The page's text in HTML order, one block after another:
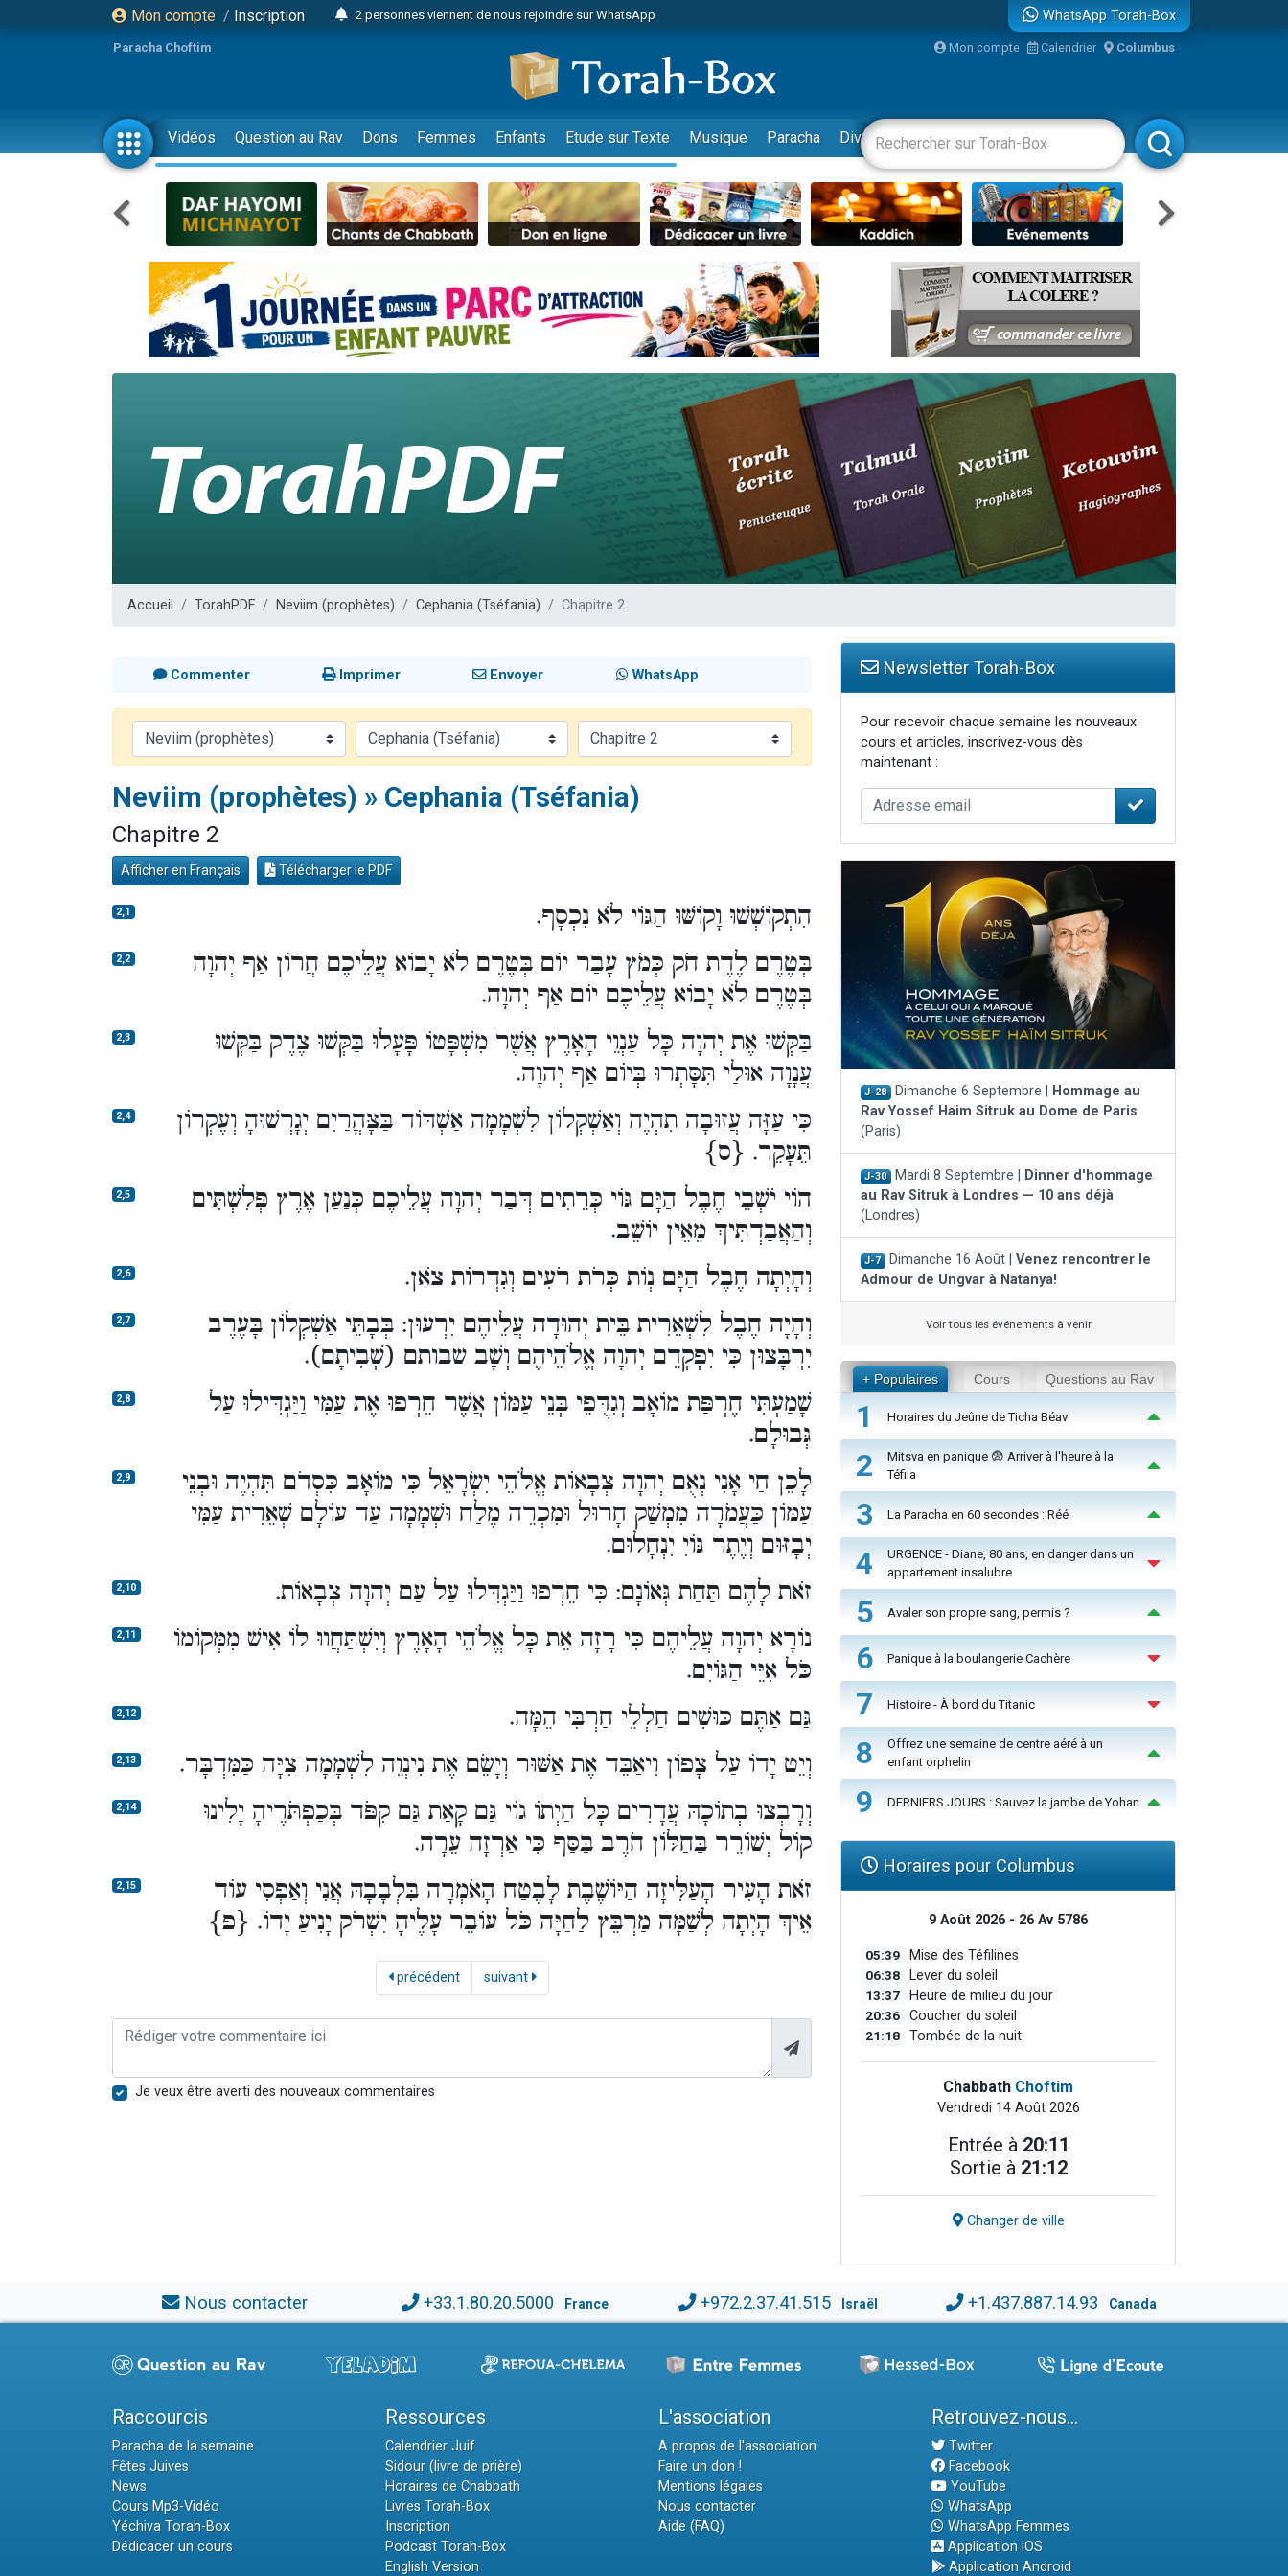
Mon compte / Inscription
2 personnes viennent de nous rejoindre sur WhatsApp
3 personnes viennent de faire un don pour Événements Torah-Box
2 personnes viennent de faire un don pour Tsédaka : pauvres d'Israel
3 personnes viennent de nous rejoindre sur WhatsApp
11 personnes viennent de demander une bénédiction
3 personnes viennent de faire un don pour Diane, 80 ans, dans un appartement insalubre
Il reste 49 places pour étudier en groupe sur Zoom
2 personnes viennent de nous rejoindre sur WhatsApp
Il reste 49 places pour étudier en groupe sur Zoom
2 personnes viennent de nous rejoindre sur WhatsApp
6 personnes viennent de nous rejoindre sur WhatsApp
4 personnes viennent de faire un don pour Reloger Rivka, 6 enfants, victime de violences...
2 personnes viennent de faire un don pour 1 Journée de Vacances Pour les Enfants
17 personnes viennent de demander une bénédiction
4 personnes viennent de nous rejoindre sur WhatsApp
Il reste 49 places pour étudier en groupe sur Zoom
WhatsApp Torah-Box
Paracha Choftim Mon compte Calendrier Columbus
Vidéos Question au Rav Dons Femmes Enfants Etude sur Texte Musique Paracha Divertissements Livres Rabbanim
Accueil TorahPDF Neviim (prophètes) Cephania (Tséfania) Chapitre 2
Commenter Imprimer Envoyer WhatsApp
Neviim (prophètes) » Cephania (Tséfania)
Chapitre 2
Afficher en Français Télécharger le PDF
2,1 הִתְקוֹשְׁשׁוּ וָקוֹשּׁוּ הַגּוֹי לֹא נִכְסָף.
2,2
בְּטֶרֶם לֶדֶת חֹק כְּמֹץ עָבַר יוֹם בְּטֶרֶם לֹא יָבוֹא עֲלֵיכֶם חֲרוֹן אַף יְהוָה
בְּטֶרֶם לֹא יָבוֹא עֲלֵיכֶם יוֹם אַף יְהוָה.
2,3
בַּקְּשׁוּ אֶת יְהוָה כָּל עַנְוֵי הָאָרֶץ אֲשֶׁר מִשְׁפָּטוֹ פָּעָלוּ בַּקְּשׁוּ צֶדֶק בַּקְּשׁוּ
עֲנָוָה אוּלַי תִּסָּתְרוּ בְּיוֹם אַף יְהוָה.
2,4
כִּי עַזָּה עֲזוּבָה תִהְיֶה וְאַשְׁקְלוֹן לִשְׁמָמָה אַשְׁדּוֹד בַּצָּהֳרַיִם יְגָרְשׁוּהָ וְעֶקְרוֹן
תֵּעָקֵר. {ס}
2,5
הוֹי יֹשְׁבֵי חֶבֶל הַיָּם גּוֹי כְּרֵתִים דְּבַר יְהוָה עֲלֵיכֶם כְּנַעַן אֶרֶץ פְּלִשְׁתִּים
וְהַאֲבַדְתִּיךְ מֵאֵין יוֹשֵׁב.
2,6 וְהָיְתָה חֶבֶל הַיָּם נְו‍ֹת כְּרֹת רֹעִים וְגִדְרוֹת צֹאן.
2,7
וְהָיָה חֶבֶל לִשְׁאֵרִית בֵּית יְהוּדָה עֲלֵיהֶם יִרְעוּן: בְּבָתֵּי אַשְׁקְלוֹן בָּעֶרֶב
יִרְבָּצוּן כִּי יִפְקְדֵם יְהוָה אֱלֹהֵיהֶם וְשָׁב שבותם (שְׁבִיתָם).
2,8
שָׁמַעְתִּי חֶרְפַּת מוֹאָב וְגִדֻּפֵי בְּנֵי עַמּוֹן אֲשֶׁר חֵרְפוּ אֶת עַמִּי וַיַּגְדִּילוּ עַל
גְּבוּלָם.
2,9
לָכֵן חַי אָנִי נְאֻם יְהוָה צְבָאוֹת אֱלֹהֵי יִשְׂרָאֵל כִּי מוֹאָב כִּסְדֹם תִּהְיֶה וּבְנֵי
עַמּוֹן כַּעֲמֹרָה מִמְשַׁק חָרוּל וּמִכְרֵה מֶלַח וּשְׁמָמָה עַד עוֹלָם שְׁאֵרִית עַמִּי
יְבָזּוּם וְיֶתֶר גּוֹיִ יִנְחָלוּם.
2,10 זֹאת לָהֶם תַּחַת גְּאוֹנָם: כִּי חֵרְפוּ וַיַּגְדִּלוּ עַל עַם יְהוָה צְבָאוֹת.
2,11
נוֹרָא יְהוָה עֲלֵיהֶם כִּי רָזָה אֵת כָּל אֱלֹהֵי הָאָרֶץ וְיִשְׁתַּחֲווּ לוֹ אִישׁ מִמְּקוֹמוֹ
כֹּל אִיֵּי הַגּוֹיִם.
2,12 גַּם אַתֶּם כּוּשִׁים חַלְלֵי חַרְבִּי הֵמָּה.
2,13 וְיֵט יָדוֹ עַל צָפוֹן וִיאַבֵּד אֶת אַשּׁוּר וְיָשֵׂם אֶת נִינְוֵה לִשְׁמָמָה צִיָּה כַּמִּדְבָּר.
2,14
וְרָבְצוּ בְתוֹכָהּ עֲדָרִים כָּל חַיְתוֹ גוֹי גַּם קָאַת גַּם קִפֹּד בְּכַפְתֹּרֶיהָ יָלִינוּ
קוֹל יְשׁוֹרֵר בַּחַלּוֹן חֹרֶב בַּסַּף כִּי אַרְזָה עֵרָה.
2,15
זֹאת הָעִיר הָעַלִּיזָה הַיּוֹשֶׁבֶת לָבֶטַח הָאֹמְרָה בִּלְבָבָהּ אֲנִי וְאַפְסִי עוֹד
אֵיךְ הָיְתָה לְשַׁמָּה מַרְבֵּץ לַחַיָּה כֹּל עוֹבֵר עָלֶיהָ יִשְׁרֹק יָנִיעַ יָדוֹ. {פ}
précédent suivant
Je veux être averti des nouveaux commentaires
Newsletter Torah-Box
Pour recevoir chaque semaine les nouveaux
cours et articles, inscrivez-vous dès
maintenant :
J-28 Dimanche 6 Septembre |
Hommage au
Rav Yossef Haim Sitruk au Dome de Paris
(Paris)
J-30 Mardi 8 Septembre |
Dinner d'hommage
au Rav Sitruk à Londres — 10 ans déjà
(Londres)
J-7 Dimanche 16 Août | Venez rencontrer le
Admour de Ungvar à Natanya!
Voir tous les événements à venir
+ Populaires Cours Questions au Rav
1 Horaires du Jeûne de Ticha Béav
2
Mitsva en panique 😨 Arriver à l'heure à la
Téfila
3 La Paracha en 60 secondes : Réé
4
URGENCE - Diane, 80 ans, en danger dans un
appartement insalubre
5 Avaler son propre sang, permis ?
6 Panique à la boulangerie Cachère
7 Histoire - À bord du Titanic
8
Offrez une semaine de centre aéré à un
enfant orphelin
9 DERNIERS JOURS : Sauvez la jambe de Yohan
Horaires pour Columbus
9 Août 2026 - 26 Av 5786
05:39 Mise des Téfilines
06:38 Lever du soleil
13:37 Heure de milieu du jour
20:36 Coucher du soleil
21:18 Tombée de la nuit
Chabbath Choftim
Vendredi 14 Août 2026
Entrée à 20:11
Sortie à 21:12
Changer de ville
Nous contacter +33.1.80.20.5000 France +972.2.37.41.515 Israël +1.437.887.14.93 Canada
Raccourcis
Paracha de la semaine
Fêtes Juives
News
Cours Mp3-Vidéo
Yéchiva Torah-Box
Dédicacer un cours
Ressources
Calendrier Juif
Sidour (livre de prière)
Horaires de Chabbath
Livres Torah-Box
Inscription
Podcast Torah-Box
English Version
L'association
A propos de l'association
Faire un don !
Mentions légales
Nous contacter
Aide (FAQ)
Retrouvez-nous...
Twitter
Facebook
YouTube
WhatsApp
WhatsApp Femmes
Application iOS
Application Android